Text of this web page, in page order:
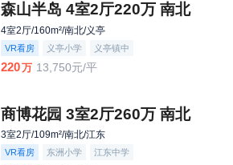
森山半岛 4室2厅220万 南北
4室2厅/160m²/南北/义亭
VR看房 义亭小学 义亭镇中
220万 13,750元/平
商博花园 3室2厅260万 南北
3室2厅/109m²/南北/江东
VR看房 东洲小学 江东中学